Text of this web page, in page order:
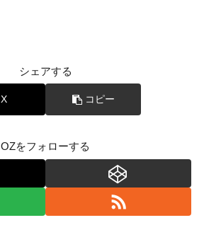
シェアする
X コピー
OZをフォローする